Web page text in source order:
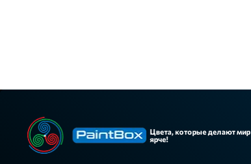
Цвета, которые делают мир
ярче!